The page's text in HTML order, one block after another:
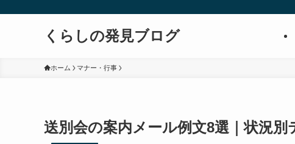
くらしの発見ブログ
ホーム マナー・行事
送別会の案内メール例文8選｜状況